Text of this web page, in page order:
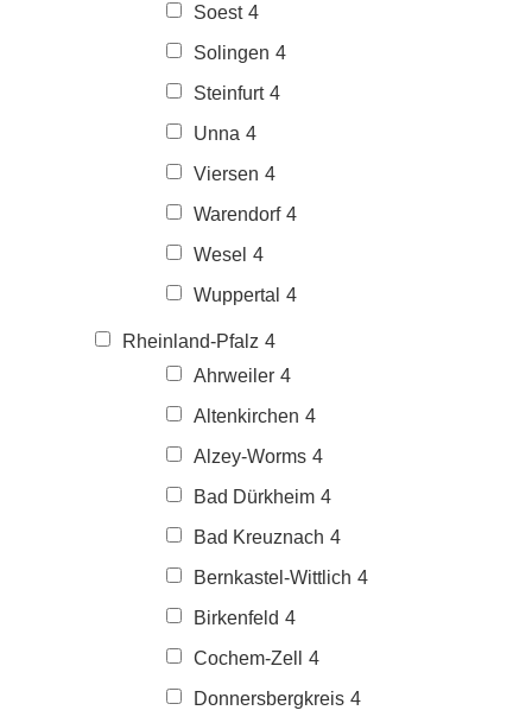
Soest 4
Solingen 4
Steinfurt 4
Unna 4
Viersen 4
Warendorf 4
Wesel 4
Wuppertal 4
Rheinland-Pfalz 4
Ahrweiler 4
Altenkirchen 4
Alzey-Worms 4
Bad Dürkheim 4
Bad Kreuznach 4
Bernkastel-Wittlich 4
Birkenfeld 4
Cochem-Zell
4
Donnersbergkreis 4